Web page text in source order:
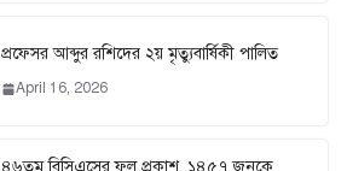
প্রফেসর আব্দুর রশিদের ২য় মৃত্যুবার্ষিকী পালিত
April 16, 2026